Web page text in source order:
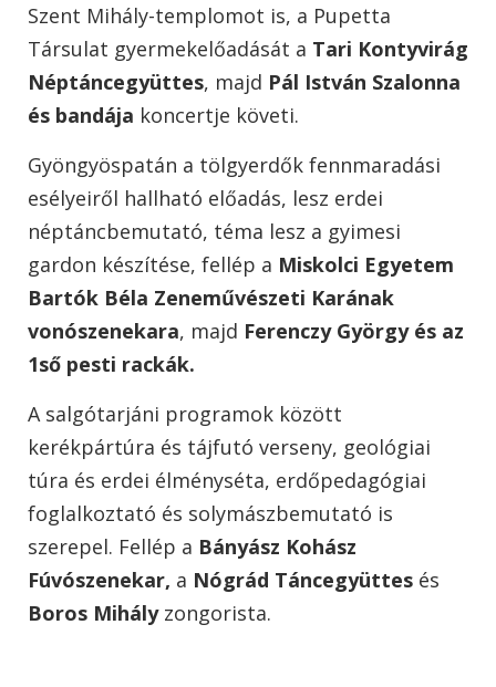
Szent Mihály-templomot is, a Pupetta
Társulat gyermekelőadását a Tari Kontyvirág
Néptáncegyüttes, majd Pál István Szalonna
és bandája koncertje követi.
Gyöngyöspatán a tölgyerdők fennmaradási
esélyeiről hallható előadás, lesz erdei
néptáncbemutató, téma lesz a gyimesi
gardon készítése, fellép a Miskolci Egyetem
Bartók Béla Zeneművészeti Karának
vonószenekara, majd Ferenczy György és az
1ső pesti rackák.
A salgótarjáni programok között
kerékpártúra és tájfutó verseny, geológiai
túra és erdei élményséta, erdőpedagógiai
foglalkoztató és solymászbemutató is
szerepel. Fellép a Bányász Kohász
Fúvószenekar, a Nógrád Táncegyüttes és
Boros Mihályzongorista.